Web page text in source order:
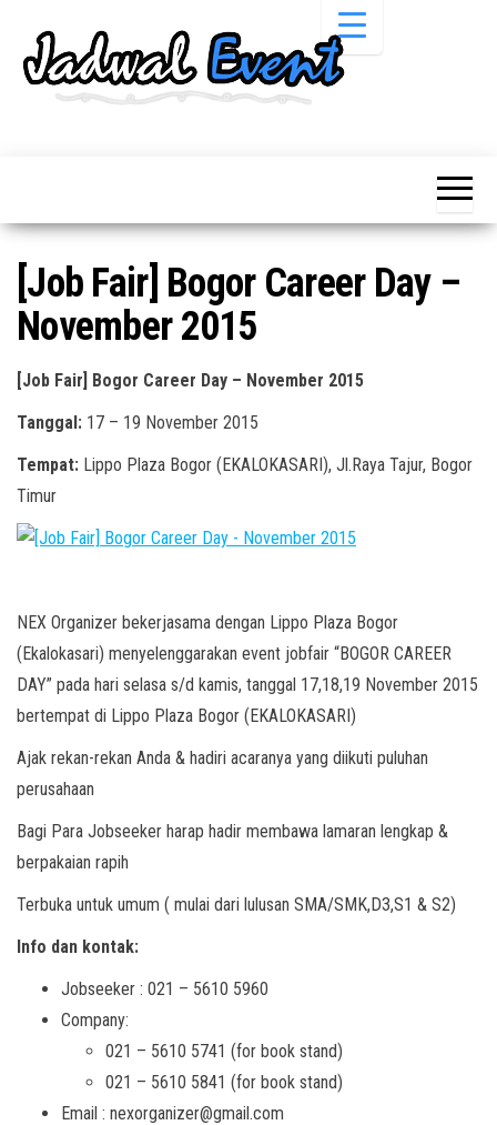
Pameran,
Acara &
Promo
Terbaru
Pameran,
Bazaar,
Workshop,
Job Fair,
Lomba dll.
[Job Fair] Bogor Career Day –
November 2015
[Job Fair] Bogor Career Day – November 2015
Tanggal: 17 – 19 November 2015
Tempat: Lippo Plaza Bogor (EKALOKASARI), Jl.Raya Tajur, Bogor
Timur
NEX Organizer bekerjasama dengan Lippo Plaza Bogor
(Ekalokasari) menyelenggarakan event jobfair “BOGOR CAREER
DAY” pada hari selasa s/d kamis, tanggal 17,18,19 November 2015
bertempat di Lippo Plaza Bogor (EKALOKASARI)
Ajak rekan-rekan Anda & hadiri acaranya yang diikuti puluhan
perusahaan
Bagi Para Jobseeker harap hadir membawa lamaran lengkap &
berpakaian rapih
Terbuka untuk umum ( mulai dari lulusan SMA/SMK,D3,S1 & S2)
Info dan kontak:
Jobseeker : 021 – 5610 5960
Company:
021 – 5610 5741 (for book stand)
021 – 5610 5841 (for book stand)
Email : nexorganizer@gmail.com